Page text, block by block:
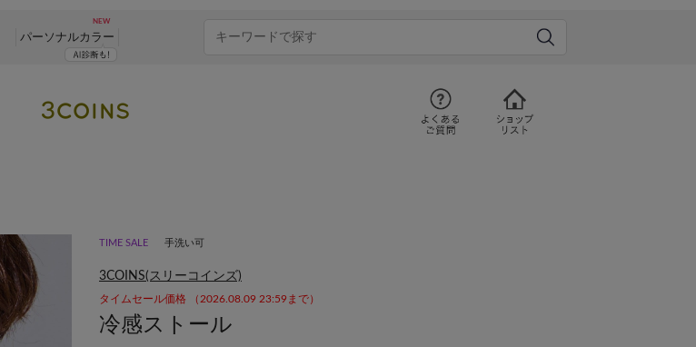
パーソナルカラー
TIME SALE 手洗い可
3COINS(スリーコインズ)
タイムセール価格 （2026.08.09 23:59まで）
冷感ストール